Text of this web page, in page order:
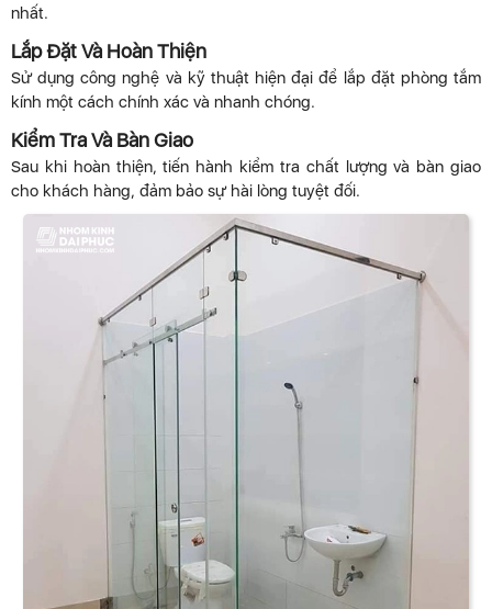
nhất.
Lắp Đặt Và Hoàn Thiện
Sử dụng công nghệ và kỹ thuật hiện đại để lắp đặt phòng tắm
kính một cách chính xác và nhanh chóng.
Kiểm Tra Và Bàn Giao
Sau khi hoàn thiện, tiến hành kiểm tra chất lượng và bàn giao
cho khách hàng, đảm bảo sự hài lòng tuyệt đối.